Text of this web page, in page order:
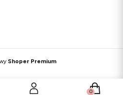
Shoper Premium
Produkty